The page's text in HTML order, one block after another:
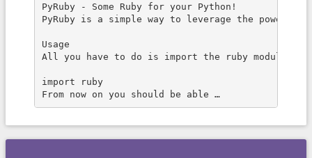
PyRuby - Some Ruby for your Python!
PyRuby is a simple way to leverage the power of
Usage
All you have to do is import the ruby module:
import ruby
From now on you should be able …